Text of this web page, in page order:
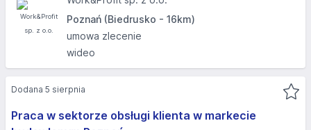
Poznań (Biedrusko - 16km)
umowa zlecenie
wideo
Praca w sektorze obsługi klienta w markecie
Dodana 5 sierpnia